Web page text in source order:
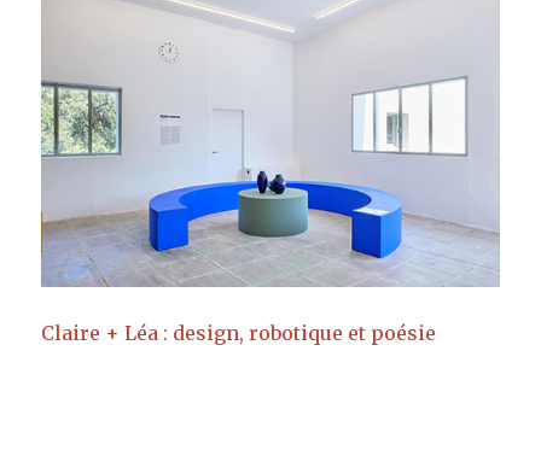
Claire + Léa : design, robotique et poésie